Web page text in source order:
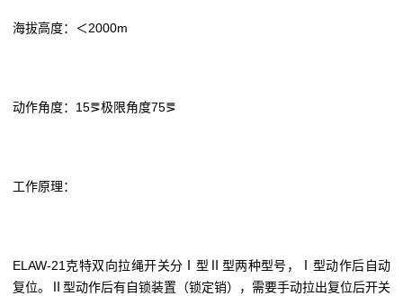
海拔高度：＜2000m
动作角度：15⪚极限角度75⪚
工作原理：
ELAW-21克特双向拉绳开关分Ⅰ型Ⅱ型两种型号，Ⅰ型动作后自动
复位。Ⅱ型动作后有自锁装置（锁定销），需要手动拉出复位后开关